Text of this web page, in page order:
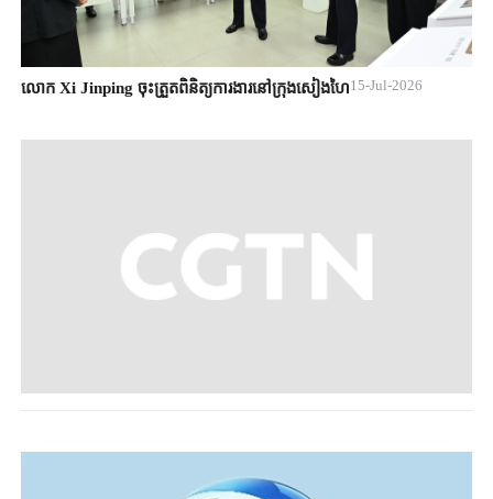
លោក Xi Jinping ចុះត្រួតពិនិត្យការងារនៅក្រុងសៀងហៃ15-Jul-2026